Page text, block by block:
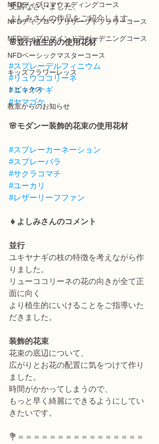
NFDディプロマウエディングコース
NFDディプロマプリザーブドフラワーコース
NFDディプロマインドアガーデニングコース
NFDベーシックマスターコース
キッズフラワーレッス
トピックス
教室からのお知らせ
受講なさいました、
よしみさんの作品をご紹介します。
🌸並行植生的の使用花材
#スプレーデルフィニウム
#リュウココリーネ
#ユキヤナギ
#ヤマゴケ
🌸モダンー装飾的花束の使用花材
#スプレーカーネーション
#スプレーバラ
#サクラコマチ
#ユーカリ
#レザーリーフファン
👧よしみさんのコメント
並行
ユキヤナギの枝の特徴を考えながら作
りました。
リューココリーネの花の向きが全て正
面に向く
より植生的にいけることをご指導いた
だきました。
装飾的花束
花束の底辺について、
広がりとお花の配置に気をつけて作り
ました。
時間がかかってしまうので、
もっと早く綺麗にできるようにしてい
きたいです。
💐＝＝＝＝＝＝＝＝＝＝＝＝＝＝＝＝